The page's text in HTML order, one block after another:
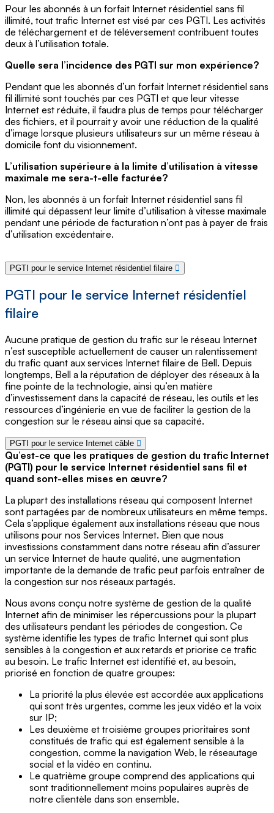
Pour les abonnés à un forfait Internet résidentiel sans fil
illimité, tout trafic Internet est visé par ces PGTI. Les activités
de téléchargement et de téléversement contribuent toutes
deux à l’utilisation totale.
Quelle sera l’incidence des PGTI sur mon expérience?
Pendant que les abonnés d’un forfait Internet résidentiel sans
fil illimité sont touchés par ces PGTI et que leur vitesse
Internet est réduite, il faudra plus de temps pour télécharger
des fichiers, et il pourrait y avoir une réduction de la qualité
d’image lorsque plusieurs utilisateurs sur un même réseau à
domicile font du visionnement.
L’utilisation supérieure à la limite d’utilisation à vitesse
maximale me sera-t-elle facturée?
Non, les abonnés à un forfait Internet résidentiel sans fil
illimité qui dépassent leur limite d’utilisation à vitesse maximale
pendant une période de facturation n’ont pas à payer de frais
d’utilisation excédentaire.
PGTI pour le service Internet résidentiel filaire
PGTI pour le service Internet résidentiel
filaire
Aucune pratique de gestion du trafic sur le réseau Internet
n’est susceptible actuellement de causer un ralentissement
du trafic quant aux services Internet filaire de Bell. Depuis
longtemps, Bell a la réputation de déployer des réseaux à la
fine pointe de la technologie, ainsi qu’en matière
d’investissement dans la capacité de réseau, les outils et les
ressources d’ingénierie en vue de faciliter la gestion de la
congestion sur le réseau ainsi que sa capacité.
PGTI pour le service Internet câble
Qu’est-ce que les pratiques de gestion du trafic Internet
(PGTI) pour le service Internet résidentiel sans fil et
quand sont-elles mises en œuvre?
La plupart des installations réseau qui composent Internet
sont partagées par de nombreux utilisateurs en même temps.
Cela s’applique également aux installations réseau que nous
utilisons pour nos Services Internet. Bien que nous
investissions constamment dans notre réseau afin d’assurer
un service Internet de haute qualité, une augmentation
importante de la demande de trafic peut parfois entraîner de
la congestion sur nos réseaux partagés.
Nous avons conçu notre système de gestion de la qualité
Internet afin de minimiser les répercussions pour la plupart
des utilisateurs pendant les périodes de congestion. Ce
système identifie les types de trafic Internet qui sont plus
sensibles à la congestion et aux retards et priorise ce trafic
au besoin. Le trafic Internet est identifié et, au besoin,
priorisé en fonction de quatre groupes:
La priorité la plus élevée est accordée aux applications
qui sont très urgentes, comme les jeux vidéo et la voix
sur IP;
Les deuxième et troisième groupes prioritaires sont
constitués de trafic qui est également sensible à la
congestion, comme la navigation Web, le réseautage
social et la vidéo en continu.
Le quatrième groupe comprend des applications qui
sont traditionnellement moins populaires auprès de
notre clientèle dans son ensemble.